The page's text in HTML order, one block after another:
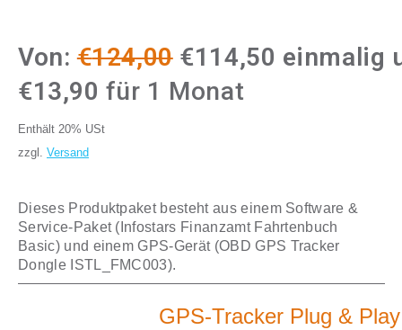
Von:€124,00 Ursprünglicher
Preis
€114,50 Aktueller
einmalig
€13,90 für 1 Monat
Enthält 20% USt
zzgl. Versand
Dieses Produktpaket besteht aus einem Software &
Service-Paket (Infostars Finanzamt Fahrtenbuch
Basic) und einem GPS-Gerät (OBD GPS Tracker
Dongle ISTL_FMC003).
GPS-Tracker Plug & Play